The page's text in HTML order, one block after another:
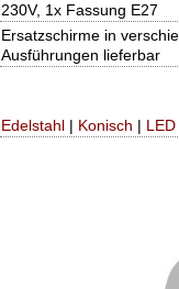
230V, 1x Fassung E27
Ersatzschirme in
Ausführungen lieferbar
Edelstahl| Konisch | LED